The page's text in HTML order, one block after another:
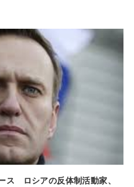
ス ロシアの反体制活動家、